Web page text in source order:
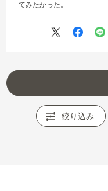
てみたかった。
絞り込み